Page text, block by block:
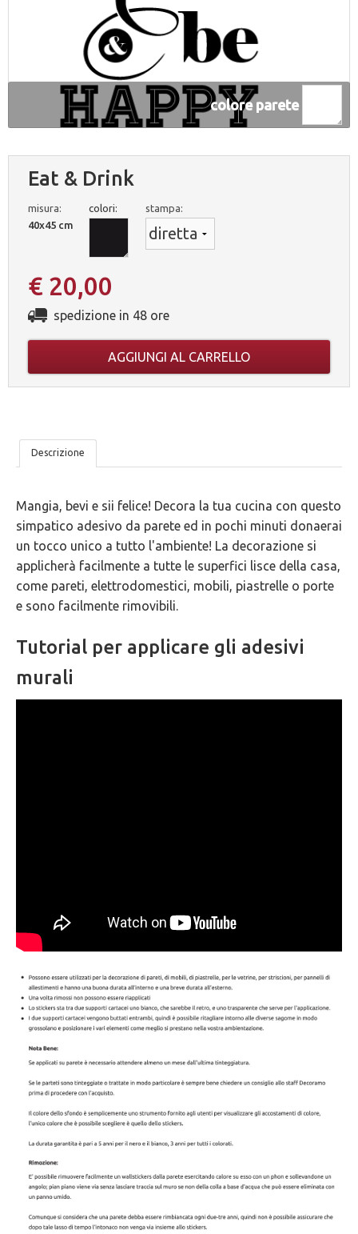
colore parete
Eat & Drink
misura:
40x45 cm
colori: stampa:
€ 20,00
spedizione in 48 ore
AGGIUNGI AL CARRELLO
LE
GARANZIE
Descrizione
Mangia, bevi e sii felice! Decora la tua cucina con questo
simpatico adesivo da parete ed in pochi minuti donaerai
un tocco unico a tutto l'ambiente! La decorazione si
applicherà facilmente a tutte le superfici lisce della casa,
come pareti, elettrodomestici, mobili, piastrelle o porte
e sono facilmente rimovibili.
Tutorial per applicare gli adesivi
murali